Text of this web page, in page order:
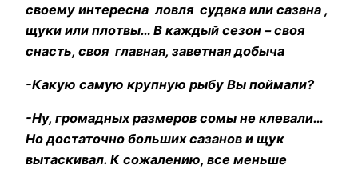
своему интересна ловля судака или сазана ,
щуки или плотвы… В каждый сезон – своя
снасть, своя главная, заветная добыча
-Какую самую крупную рыбу Вы поймали?
-Ну, громадных размеров сомы не клевали…
Но достаточно больших сазанов и щук
вытаскивал. К сожалению, все меньше